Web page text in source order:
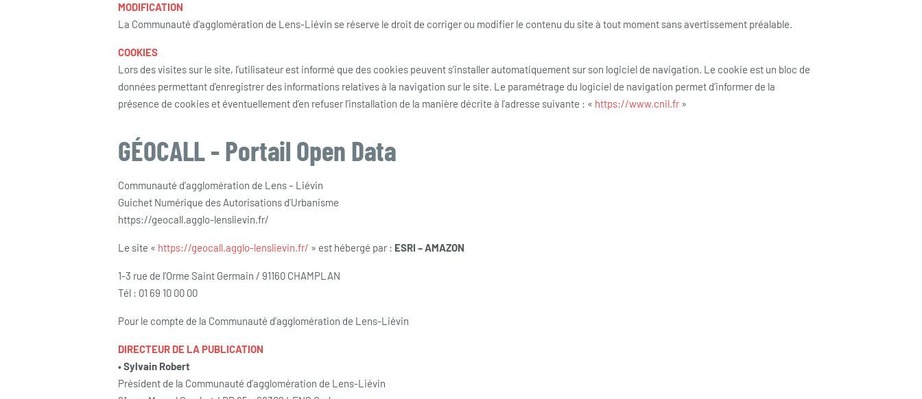
MODIFICATION
La Communauté d’agglomération de Lens-Liévin se réserve le droit de corriger ou modifier le contenu du site à tout moment sans avertissement préalable.
COOKIES
Lors des visites sur le site, l’utilisateur est informé que des cookies peuvent s’installer automatiquement sur son logiciel de navigation. Le cookie est un bloc de
données permettant d’enregistrer des informations relatives à la navigation sur le site. Le paramétrage du logiciel de navigation permet d’informer de la
présence de cookies et éventuellement d’en refuser l’installation de la manière décrite à l’adresse suivante : « https://www.cnil.fr »
GÉOCALL - Portail Open Data
Communauté d’agglomération de Lens – Liévin
Guichet Numérique des Autorisations d’Urbanisme
https://geocall.agglo-lenslievin.fr/
Le site « https://geocall.agglo-lenslievin.fr/ » est hébergé par : ESRI – AMAZON
1-3 rue de l’Orme Saint Germain / 91160 CHAMPLAN
Tél : 01 69 10 00 00
Pour le compte de la Communauté d’agglomération de Lens-Liévin
DIRECTEUR DE LA PUBLICATION
• Sylvain Robert
Président de la Communauté d’agglomération de Lens-Liévin